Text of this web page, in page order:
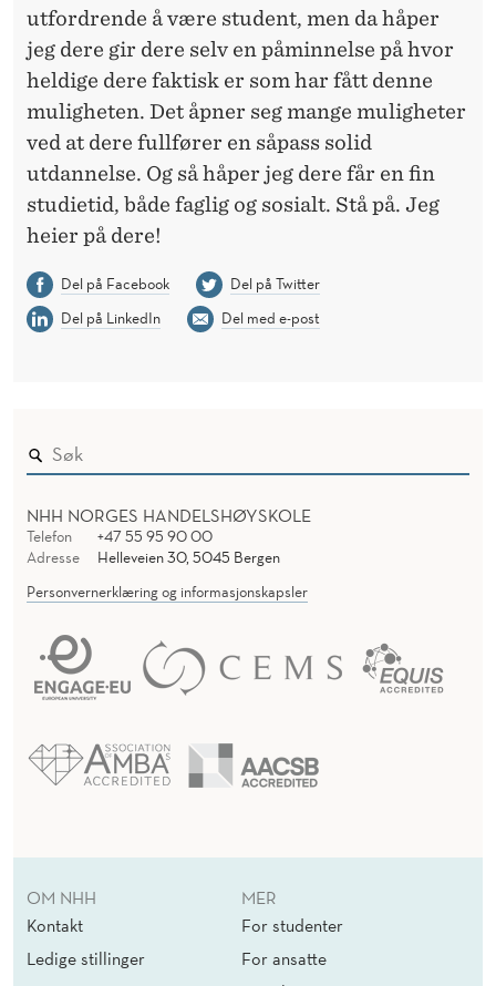
utfordrende å være student, men da håper
jeg dere gir dere selv en påminnelse på hvor
heldige dere faktisk er som har fått denne
muligheten. Det åpner seg mange muligheter
ved at dere fullfører en såpass solid
utdannelse. Og så håper jeg dere får en fin
studietid, både faglig og sosialt. Stå på. Jeg
heier på dere!
Del på Facebook
Del på Twitter
Del på LinkedIn
Del med e-post
NHH NORGES HANDELSHØYSKOLE
Telefon
+47 55 95 90 00
Adresse
Helleveien 30, 5045 Bergen
Personvernerklæring og informasjonskapsler
OM NHH
Kontakt
Ledige stillinger
MER
For studenter
For ansatte